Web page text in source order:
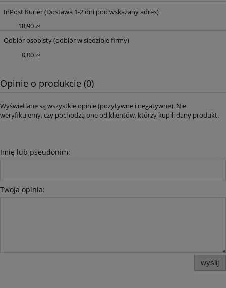
InPost Kurier(Dostawa 1-2 dni pod wskazany adres)
18,90 zł
Odbiór osobisty(odbiór w siedzibie firmy)
0,00 zł
Opinie o produkcie (0)
Wyświetlane są wszystkie opinie (pozytywne i negatywne). Nie
weryfikujemy, czy pochodzą one od klientów, którzy kupili dany produkt.
Imię lub pseudonim:
Twoja opinia:
wyślij